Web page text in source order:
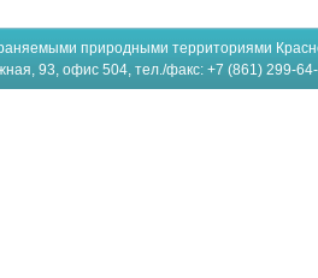
природными территориями
93, офис 504, тел./факс: +7 (861) 299-